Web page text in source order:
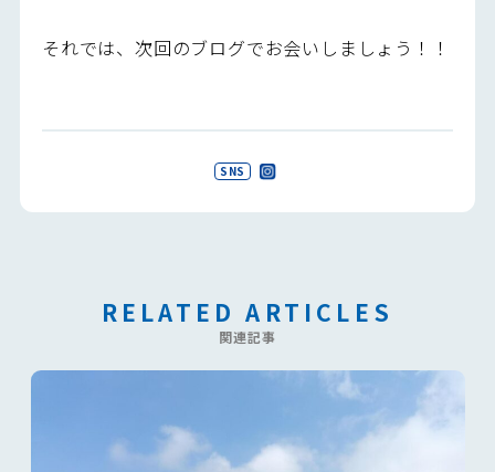
それでは、次回のブログでお会いしましょう！！
SNS
RELATED ARTICLES
関連記事